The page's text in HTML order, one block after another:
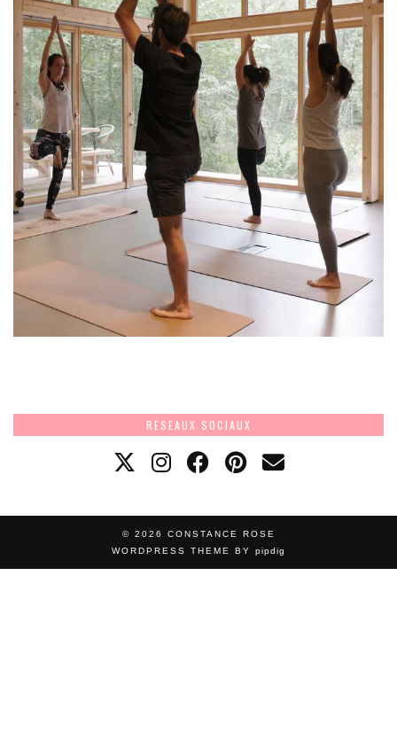
RÉSEAUX SOCIAUX
© 2026 CONSTANCE ROSE
WORDPRESS THEME BY pipdig